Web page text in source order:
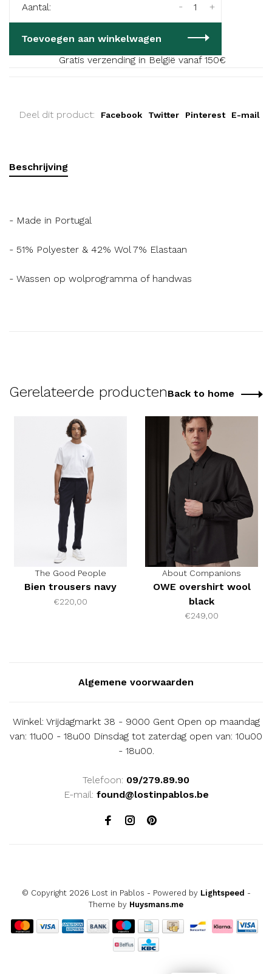
Aantal: +
-
Toevoegen aan winkelwagen
Gratis verzending in België vanaf 150€
Deel dit product: Facebook Twitter Pinterest E-mail
Beschrijving
- Made in Portugal
- 51% Polyester & 42% Wol 7% Elastaan
- Wassen op wolprogramma of handwas
Gerelateerde productenBack to home
The Good People
Bien trousers navy
€220,00
About Companions
OWE overshirt wool
black
€249,00
Algemene voorwaarden
Winkel: Vrijdagmarkt 38 - 9000 Gent Open op maandag
van: 11u00 - 18u00 Dinsdag tot zaterdag open van: 10u00
- 18u00.
Telefoon: 09/279.89.90
E-mail: found@lostinpablos.be
© Copyright 2026 Lost in Pablos - Powered by Lightspeed -
Theme by Huysmans.me